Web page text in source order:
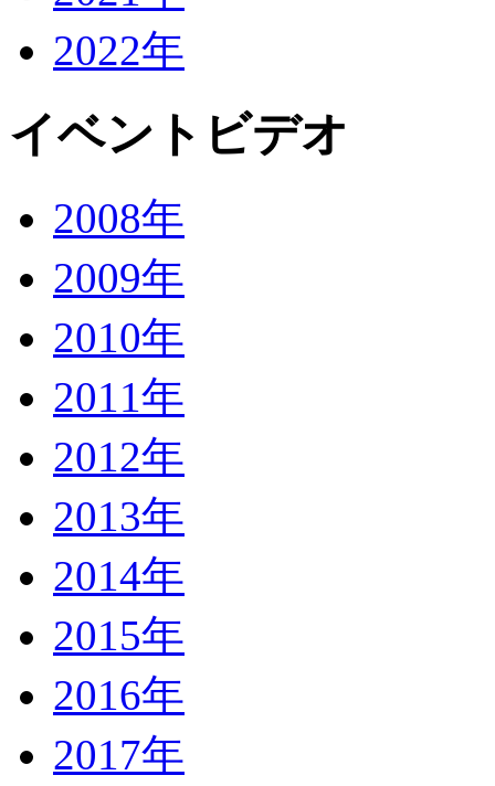
2022年
イベントビデオ
2008年
2009年
2010年
2011年
2012年
2013年
2014年
2015年
2016年
2017年